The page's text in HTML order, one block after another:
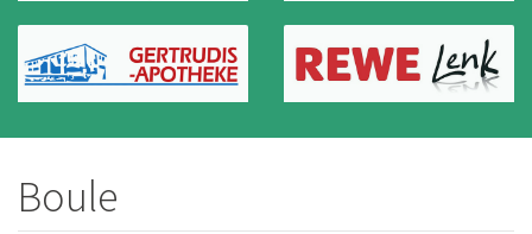
Boule